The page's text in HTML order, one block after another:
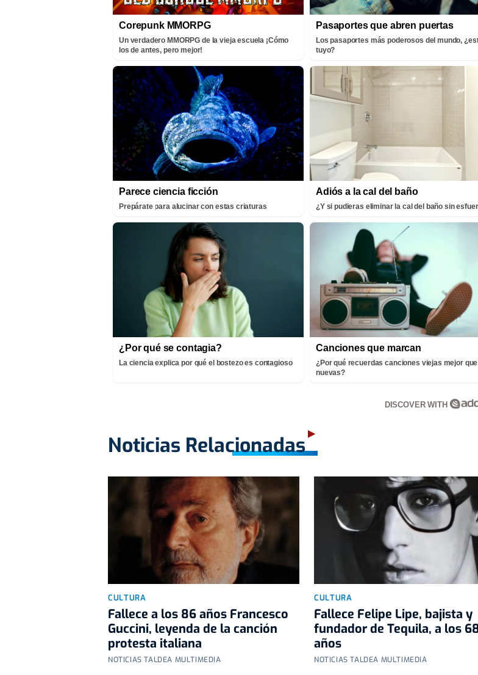
Corepunk MMORPG
Un verdadero MMORPG de la vieja escuela ¡Cómo
los de antes, pero mejor!
Pasaportes que abren puertas
Los pasaportes más poderosos del mundo,
tuyo?
Parece ciencia ficción
Prepárate para alucinar con estas criaturas
Adiós a la cal del baño
¿Y si pudieras eliminar la cal del baño sin
¿Por qué se contagia?
La ciencia explica por qué el bostezo es contagioso
Canciones que marcan
¿Por qué recuerdas canciones viejas mejor
nuevas?
DISCOVER WITH
Noticias Relacionadas
CULTURA
Fallece a los 86 años Francesco
Guccini, leyenda de la canción
protesta italiana
NOTICIAS TALDEA MULTIMEDIA
CULTURA
Fallece Felipe Lipe, bajista y
fundador de Tequila, a los
años
NOTICIAS TALDEA MULTIMEDIA